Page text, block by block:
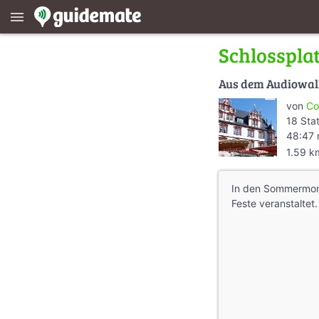
menu
Aus dem
von
18
48:47
1.59
In den
Feste veranstaltet.